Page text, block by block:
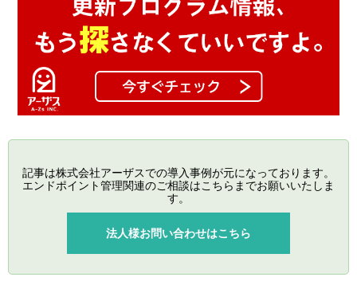
記事は株式会社アーザスでの導入事例が元になっております。
エンドポイント管理関連のご相談はこちらまでお願いいたしま
す。
法人様お問い合わせはこちら